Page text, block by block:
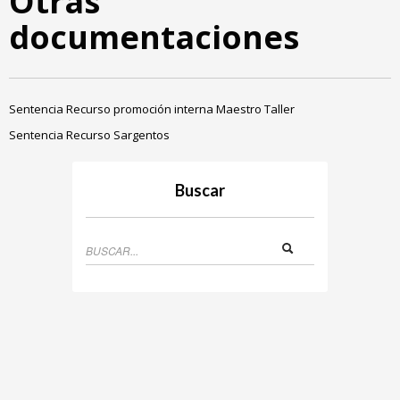
documentaciones
Sentencia Recurso promoción interna Maestro Taller
Sentencia Recurso Sargentos
Buscar